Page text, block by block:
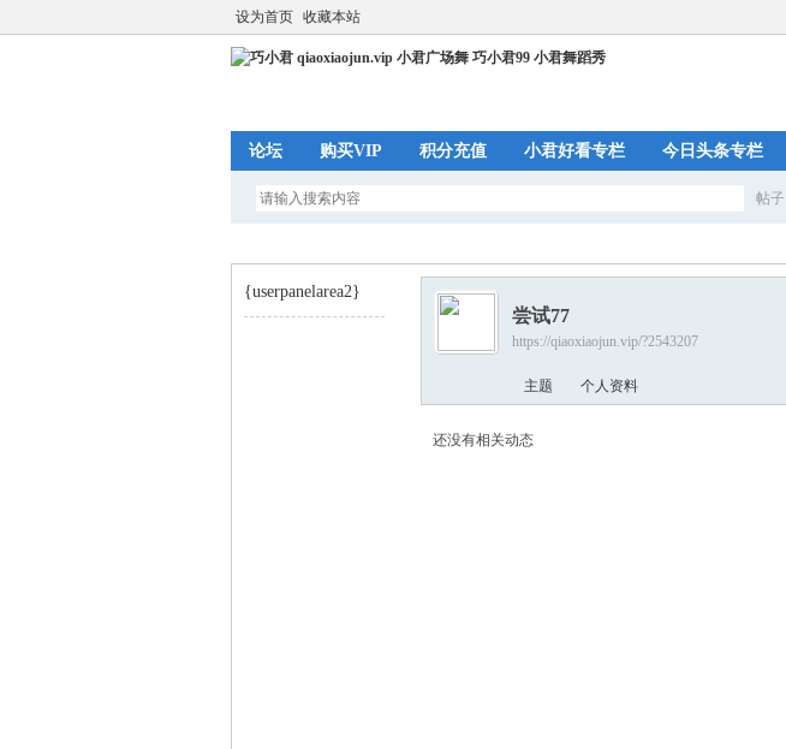
设为首页 收藏本站
论坛 购买VIP 积分充值 小君好看专栏 今日头条专栏
帖子
{userpanelarea2}
尝试77
https://qiaoxiaojun.vip/?2543207
主题 个人资料
还没有相关动态